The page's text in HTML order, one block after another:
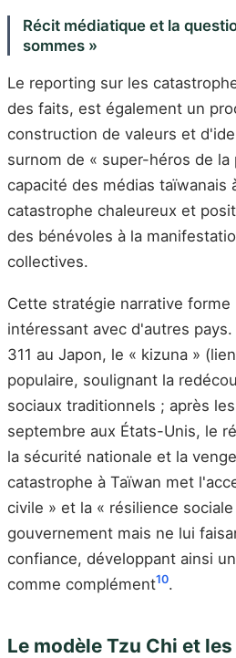
Récit médiatique et la
sommes »
Le reporting sur les
des faits, est également un
construction de valeurs et
surnom de « super-héros de la
capacité des médias taïwanais
catastrophe chaleureux et
des bénévoles à la
collectives.
Cette stratégie narrative forme
intéressant avec d'autres
311 au Japon, le « kizuna »
populaire, soulignant la
sociaux traditionnels ; après
septembre aux États-Unis, le
la sécurité nationale et la
catastrophe à Taïwan met
civile » et la « résilience
gouvernement mais ne lui
confiance, développant ainsi
comme complément10.
Le modèle Tzu Chi et